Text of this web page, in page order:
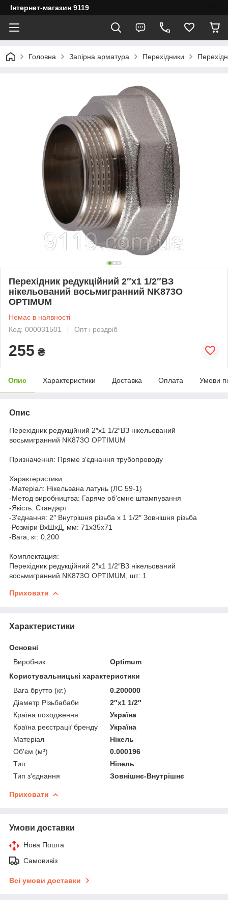
Інтернет-магазин 9119
Головна Запірна арматура Перехідники
Перехідник редукційний 2″х1 1/2″ВЗ
нікельований восьмигранний NK873O
OPTIMUM
Немає в наявності
Код: 000031501
Опт і роздріб
255 ₴
Опис Характеристики Доставка Оплата Умови
Опис
Перехідник редукційний 2″х1 1/2″ВЗ нікельований
восьмигранний NK873O OPTIMUM
Призначення: Пряме з'єднання трубопроводу
Характеристики:
-Матеріал: Нікельвана латунь (ЛС 59-1)
-Метод виробництва: Гаряче об'ємне штампування
-Якість: Cтандарт
-З'єднання: 2″ Внутрішня різьба х 1 1/2″ Зовнішня різьба
-Розміри ВхШхД, мм: 71х35х71
-Вага, кг: 0,200
Комплектация:
Перехідник редукційний 2″х1 1/2″ВЗ нікельований
восьмигранний NK873O OPTIMUM, шт: 1
Приховати
Характеристики
Основні
Виробник
Optimum
Користувальницькі характеристики
Вага брутто (кг.)
0.200000
Діаметр Різьбабаби
2″х1 1/2″
Країна походження
Україна
Країна реєстрації бренду
Україна
Матеріал
Нікель
Об'єм (м³)
0.000196
Тип
Ніпель
Тип з'єднання
Зовнішнє-Внутрішнє
Приховати
Умови доставки
Нова Пошта
Самовивіз
Всі умови доставки